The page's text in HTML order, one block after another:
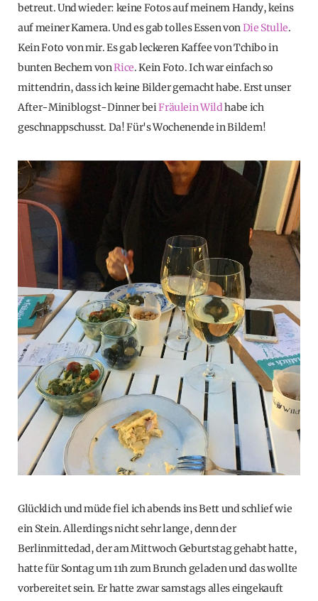
betreut. Und wieder: keine Fotos auf meinem Handy, keins
auf meiner Kamera. Und es gab tolles Essen vonDie Stulle.
Kein Foto von mir. Es gab leckeren Kaffee von Tchibo in
bunten Bechern vonRice. Kein Foto. Ich war einfach so
mittendrin, dass ich keine Bilder gemacht habe. Erst unser
After-Miniblogst-Dinner beiFräulein Wildhabe ich
geschnappschusst. Da! Für's Wochenende in Bildern!
Glücklich und müde fiel ich abends ins Bett und schlief wie
ein Stein. Allerdings nicht sehr lange, denn der
Berlinmittedad, der am Mittwoch Geburtstag gehabt hatte,
hatte für Sontag um 11h zum Brunch geladen und das wollte
vorbereitet sein. Er hatte zwar samstags alles eingekauft